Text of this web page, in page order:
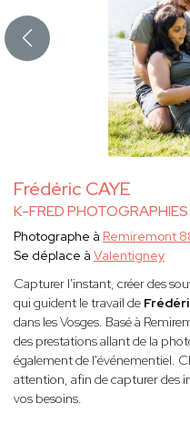
Frédéric CAYE
K-FRED PHOTOGRAPHIES
Photographe à Remiremont
Se déplace à Valentigney
Capturer l'instant, créer des
qui guident le travail de
dans les Vosges. Basé à
des prestations allant de la
également de l'événementiel.
attention, afin de capturer des
vos besoins.